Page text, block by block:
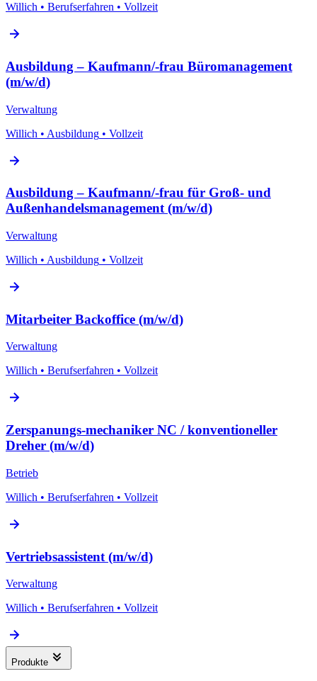
Willich • Berufserfahren • Vollzeit
Ausbildung – Kaufmann/-frau Büromanagement
(m/w/d)
Verwaltung
Willich • Ausbildung • Vollzeit
Ausbildung – Kaufmann/-frau für Groß- und
Außenhandelsmanagement (m/w/d)
Verwaltung
Willich • Ausbildung • Vollzeit
Mitarbeiter Backoffice (m/w/d)
Verwaltung
Willich • Berufserfahren • Vollzeit
Zerspanungs-mechaniker NC / konventioneller
Dreher (m/w/d)
Betrieb
Willich • Berufserfahren • Vollzeit
Vertriebs­assistent (m/w/d)
Verwaltung
Willich • Berufserfahren • Vollzeit
Produkte